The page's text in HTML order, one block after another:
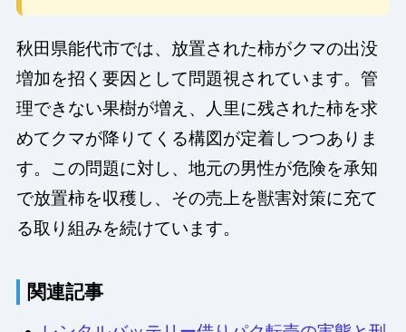
秋田県能代市では、放置された柿がクマの出没
増加を招く要因として問題視されています。管
理できない果樹が増え、人里に残された柿を求
めてクマが降りてくる構図が定着しつつありま
す。この問題に対し、地元の男性が危険を承知
で放置柿を収穫し、その売上を獣害対策に充て
る取り組みを続けています。
関連記事